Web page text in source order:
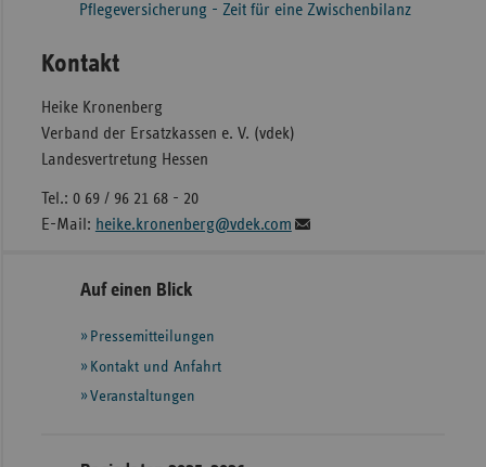
Pflegeversicherung - Zeit für eine Zwischenbilanz
Kontakt
Heike Kronenberg
Verband der Ersatzkassen e. V. (vdek)
Landesvertretung Hessen
Tel.: 0 69 / 96 21 68 - 20
E-Mail: heike.kronenberg@vdek.com
Seitennavigation
Seitenleiste
weiteren
Informationen
Auf einen Blick
Pressemitteilungen
Kontakt und Anfahrt
Veranstaltungen